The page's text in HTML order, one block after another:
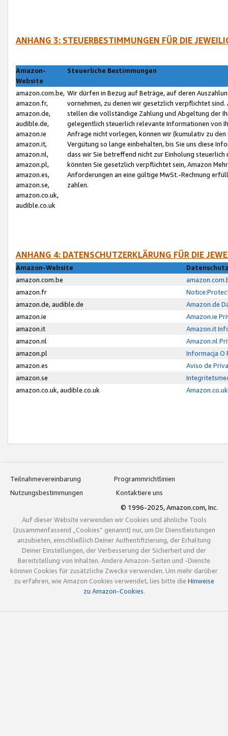
ANHANG 3: STEUERBESTIMMUNGEN FÜR DIE
Amazon-
Website
Steuerliche Bestimmungen
amazon.com.be,
amazon.fr,
amazon.de,
audible.de,
amazon.ie
amazon.it,
amazon.nl,
amazon.pl,
amazon.es,
amazon.se,
amazon.co.uk,
audible.co.uk
Wir dürfen in Bezug auf Beträge, auf deren
vornehmen, zu denen wir gesetzlich verpflichtet
stellen die vollständige Zahlung und Abgeltung der
gelegentlich steuerlich relevante Informationen von
Anfrage nicht vorlegen, können wir (kumulativ zu
Vergütung so lange einbehalten, bis Sie uns diese
dass wir Sie betreffend nicht zur Einholung
könnten Sie gesetzlich verpflichtet sein, Amazon
Anforderungen an eine gültige MwSt.-Rechnung
zahlen.
ANHANG 4: DATENSCHUTZERKLÄRUNG FÜR DIE
Amazon-Website
amazon.com.be
amazon.fr
amazon.de, audible.de
Amazon.de
amazon.ie
Amazon.ie
amazon.it
Amazon.it
amazon.nl
Amazon.nl
amazon.pl
Informacja O
amazon.es
Aviso de
amazon.se
amazon.co.uk, audible.co.uk
Teilnahmevereinbarung
Programmrichtlinien
Nutzungsbestimmungen
Kontaktiere uns
© 1996-2025, Amazon.com, Inc.
Auf dieser Website verwenden wir Cookies und ähnliche Tools
(zusammenfassend „Cookies“ genannt) nur, um Dir Dienstleistungen
anzubieten, einschließlich Deiner Authentifizierung, der Erhaltung
Deiner Einstellungen, der Verbesserung der Sicherheit und der
Bereitstellung von Inhalten. Andere Amazon-Seiten und -Dienste
können Cookies für zusätzliche Zwecke verwenden. Um mehr darüber
zu erfahren, wie Amazon Cookies verwendet, lies bitte die Hinweise
zu Amazon-Cookies.